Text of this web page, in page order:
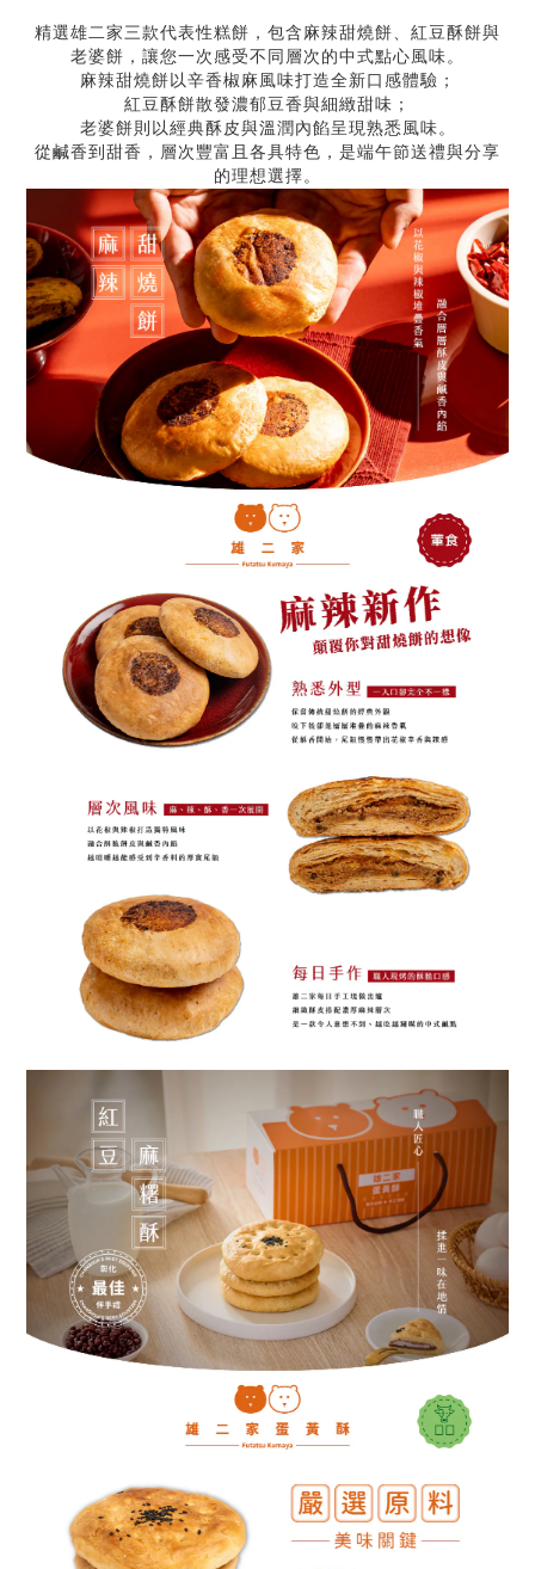
精選雄二家三款代表性糕餅，包含麻辣甜燒餅、紅豆酥餅與
老婆餅，讓您一次感受不同層次的中式點心風味。
麻辣甜燒餅以辛香椒麻風味打造全新口感體驗；
紅豆酥餅散發濃郁豆香與細緻甜味；
老婆餅則以經典酥皮與溫潤內餡呈現熟悉風味。
從鹹香到甜香，層次豐富且各具特色，是端午節送禮與分享
的理想選擇。